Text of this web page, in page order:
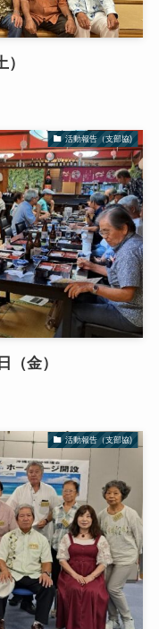
活動報告（支部協)
金）
活動報告（支部協)